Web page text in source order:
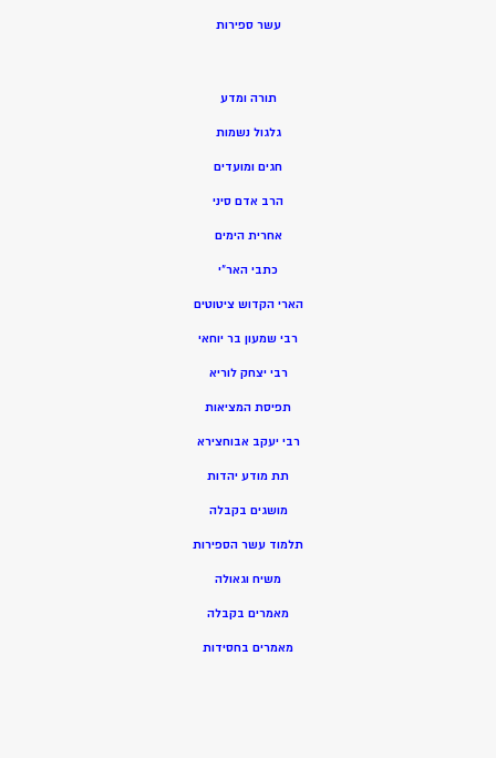
עשר ספירות
תורה ומדע
גלגול נשמות
חגים ומועדים
הרב אדם סיני
אחרית הימים
כתבי האר”י
הארי הקדוש ציטוטים
רבי שמעון בר יוחאי
רבי יצחק לוריא
תפיסת המציאות
רבי יעקב אבוחצירא
תת מודע יהדות
מושגים בקבלה
תלמוד עשר הספירות
משיח וגאולה
מאמרים בקבלה
מאמרים בחסידות